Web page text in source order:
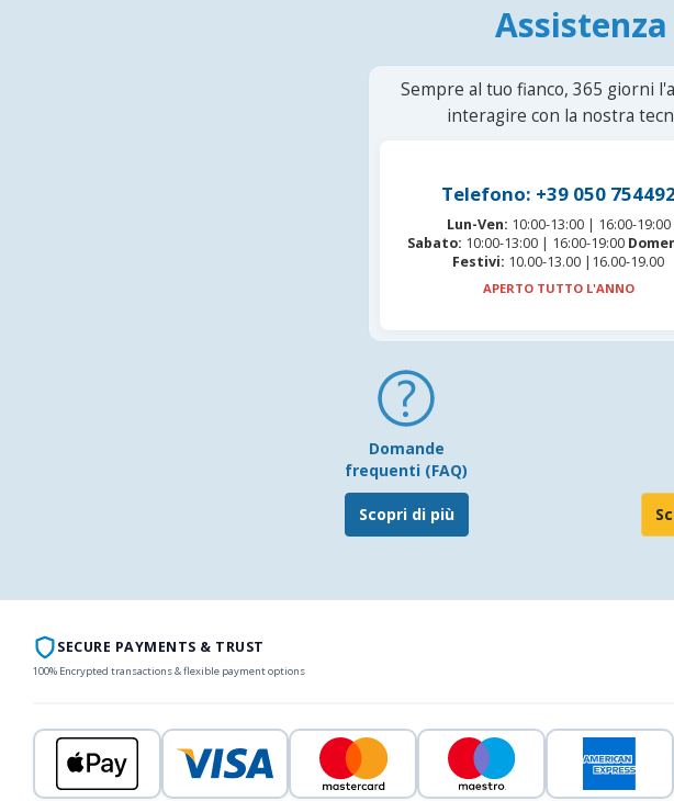
Sempre al tuo fianco, 365 giorni
interagire con la nostra
Telefono: +39 050 754492
Lun-Ven: 10:00-13:00 | 16:00-19:00
Sabato: 10:00-13:00 | 16:00-19:00
Festivi: 10.00-13.00 |16.00-19.00
APERTO TUTTO L'ANNO
Domande
frequenti (FAQ)
Scopri di più
SECURE PAYMENTS & TRUST
100% Encrypted transactions & flexible payment options